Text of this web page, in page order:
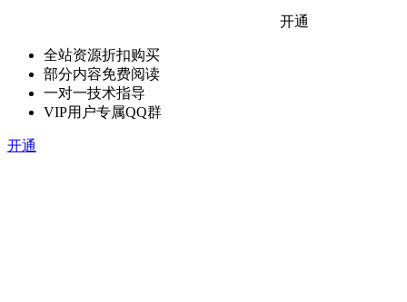
开通
全站资源折扣购买
部分内容免费阅读
一对一技术指导
VIP用户专属QQ群
开通